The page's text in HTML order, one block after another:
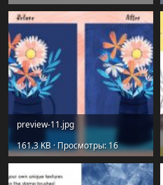
preview-11.jpg
161.3 KB · Просмотры: 16